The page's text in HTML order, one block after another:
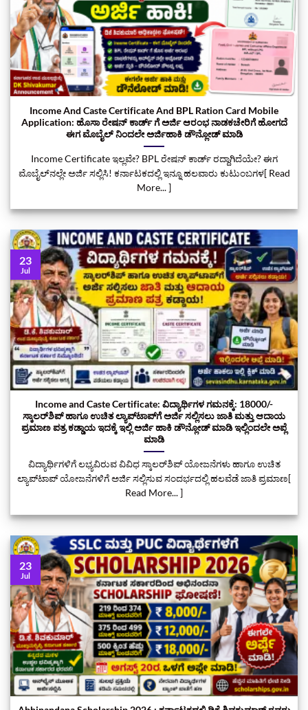
Income And Caste Certificate And BPL Ration Card Mobile
Application: ಹೊಸಾ ರೇಷನ್‌ ಕಾರ್ಡ್‌ ಗೆ ಅರ್ಜಿ ಆರಂಭ ನಾಡಕಚೇರಿಗೆ ಹೋಗದೆ
ಈಗ ಮೊಬೈಲ್‌ ನಿಂದಲೇ ಅರ್ಜಿಹಾಕಿ ಡೌನ್ಲೋಡ್‌ ಮಾಡಿ
Income Certificate ಇಲ್ಲವೇ? BPL ರೇಷನ್ ಕಾರ್ಡ್ ರದ್ದಾಗಿದೆಯೇ? ಈಗ
ಮೊಬೈಲ್‌ನಲ್ಲೇ ಅರ್ಜಿ ಸಲ್ಲಿಸಿ! ಕರ್ನಾಟಕದಲ್ಲಿ ಇನ್ನೂ ಹಲವಾರು ಕುಟುಂಬಗಳ[ Read
More... ]
Income and Caste Certificate: ವಿದ್ಯಾರ್ಥಿಗಳ ಗಮನಕ್ಕೆ: 18000/-
ಸ್ಕಾಲರ್‌ಶಿಪ್‌ ಹಾಗೂ ಉಚಿತ ಲ್ಯಾಪ್‌ಟಾಪ್‌ಗೆ ಅರ್ಜಿ ಸಲ್ಲಿಸಲು ಜಾತಿ ಮತ್ತು ಆದಾಯ
ಪ್ರಮಾಣ ಪತ್ರ ಕಡ್ಡಾಯ ಇದಕ್ಕೆ ಇಲ್ಲಿ ಅರ್ಜಿ ಹಾಕಿ ಡೌನ್ಲೋಡ್‌ ಮಾಡಿ ಇಲ್ಲಿಂದಲೇ ಅಪ್ಲೆ
ಮಾಡಿ
ವಿದ್ಯಾರ್ಥಿಗಳಿಗೆ ಲಭ್ಯವಿರುವ ವಿವಿಧ ಸ್ಕಾಲರ್‌ಶಿಪ್ ಯೋಜನೆಗಳು ಹಾಗೂ ಉಚಿತ
ಲ್ಯಾಪ್‌ಟಾಪ್ ಯೋಜನೆಗಳಿಗೆ ಅರ್ಜಿ ಸಲ್ಲಿಸುವ ಸಂದರ್ಭದಲ್ಲಿ ಹಲವೆಡೆ ಜಾತಿ ಪ್ರಮಾಣ[
Read More... ]
23
Jul
23
Jul